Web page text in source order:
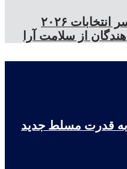
سایه سنگین بی‌اعتمادی بر سر انتخابات ۲۰۲۶
از سلامت آرا
به قدرت مسلط جدید